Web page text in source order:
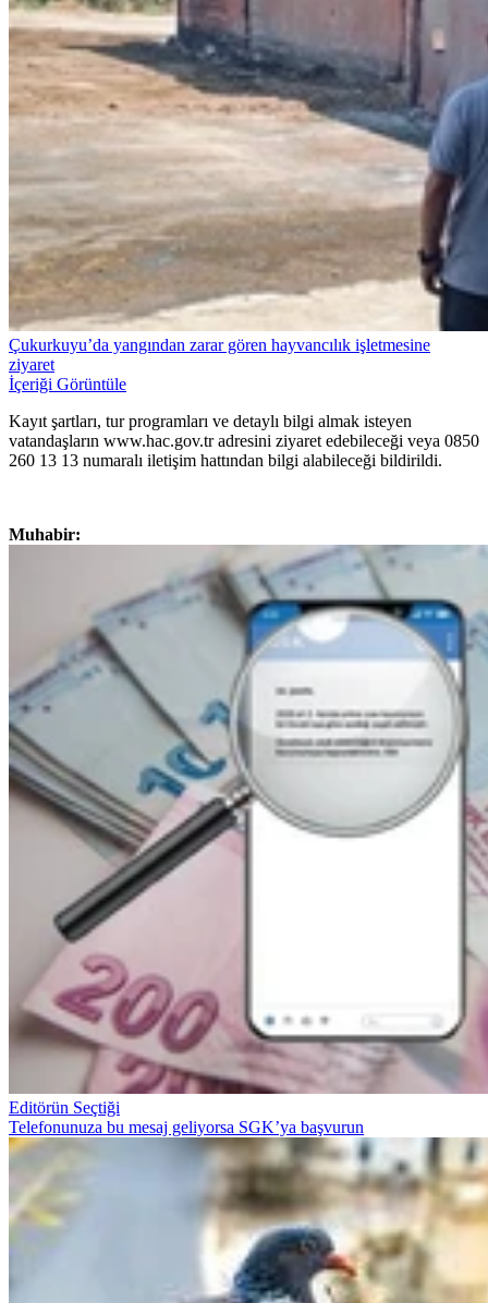
Çukurkuyu’da yangından zarar gören hayvancılık işletmesine
ziyaret
İçeriği Görüntüle
Kayıt şartları, tur programları ve detaylı bilgi almak isteyen
vatandaşların www.hac.gov.tr adresini ziyaret edebileceği veya 0850
260 13 13 numaralı iletişim hattından bilgi alabileceği bildirildi.
Muhabir:
Editörün Seçtiği
Telefonunuza bu mesaj geliyorsa SGK’ya başvurun